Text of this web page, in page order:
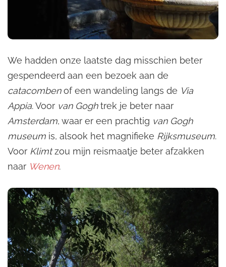
We hadden onze laatste dag misschien beter
gespendeerd aan een bezoek aan de
catacombenof een wandeling langs de Via
Appia. Voor van Goghtrek je beter naar
Amsterdam, waar er een prachtig van Gogh
museum is, alsook het magnifieke Rijksmuseum.
Voor Klimtzou mijn reismaatje beter afzakken
naar Wenen.